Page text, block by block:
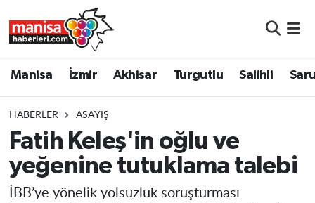
Manisa İzmir Akhisar Turgutlu Salihli
HABERLER ASAYIŞ
Fatih Keleş'in oğlu ve
yeğenine tutuklama talebi
İBB’ye yönelik yolsuzluk soruşturması
Turgutlu
Salihli
Manisa Nöbetçi Eczaneler
Manisa Trafik Yoğunluk Haritası
Süper Lig Puan Durumu ve Fikstür